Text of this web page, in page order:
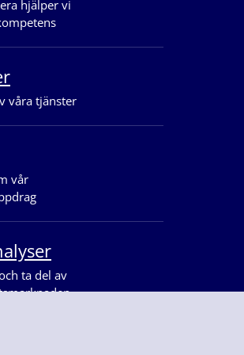
hjälper vi
våra tjänster
vår
ta del av